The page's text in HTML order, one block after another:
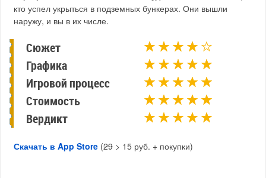
кто успел укрыться в подземных бункерах. Они вышли
наружу, и вы в их числе.
Сюжет
Графика
Игровой процесс
Стоимость
Вердикт
Скачать в App Store (29> 15 руб. + покупки)